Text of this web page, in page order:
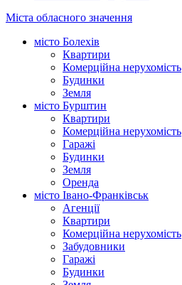
Міста обласного значення
місто Болехів
Квартири
Комерційна нерухомість
Будинки
Земля
місто Бурштин
Квартири
Комерційна нерухомість
Гаражі
Будинки
Земля
Оренда
місто Івано-Франківськ
Агенції
Квартири
Комерційна нерухомість
Забудовники
Гаражі
Будинки